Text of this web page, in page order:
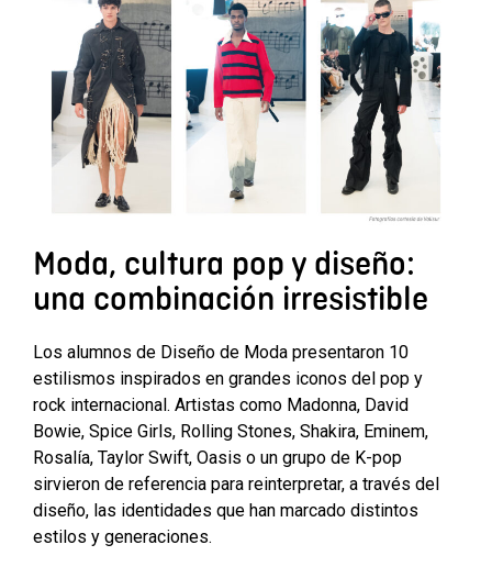
Moda, cultura pop y diseño:
una combinación irresistible
Los alumnos de Diseño de Moda presentaron 10
estilismos inspirados en grandes iconos del pop y
rock internacional. Artistas como Madonna, David
Bowie, Spice Girls, Rolling Stones, Shakira, Eminem,
Rosalía, Taylor Swift, Oasis o un grupo de K-pop
sirvieron de referencia para reinterpretar, a través del
diseño, las identidades que han marcado distintos
estilos y generaciones.